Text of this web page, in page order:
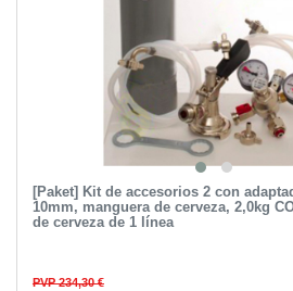
[Paket] Kit de accesorios 2 con
10mm, manguera de cerveza, 2,0kg
de cerveza de 1 línea
PVP 234,30 €